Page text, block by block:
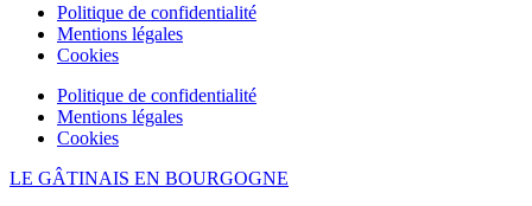
Politique de confidentialité
Mentions légales
Cookies
Politique de confidentialité
Mentions légales
Cookies
LE GÂTINAIS EN BOURGOGNE